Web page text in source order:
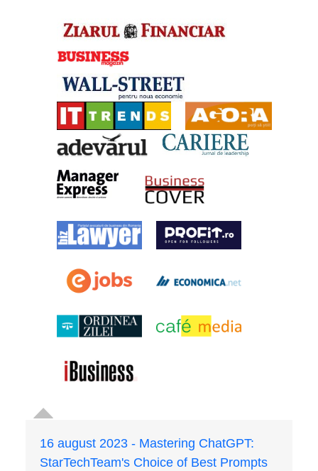
16 august 2023 - Mastering ChatGPT:
StarTechTeam's Choice of Best Prompts